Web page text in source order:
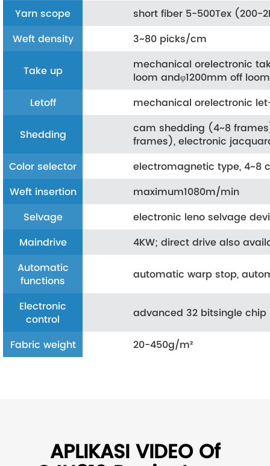
Yarn scope
short fiber 5-500Tex (200-
Weft density
3~80 picks/cm
Take up
mechanical orelectronic
loom andφ1200mm off loom
Letoff
mechanical orelectronic
Shedding
cam shedding (4~8
frames), electronic
Color selector
electromagnetic type, 4~8
Weft insertion
maximum1080m/min
Selvage
electronic leno selvage
Maindrive
4KW; direct drive also
Automatic
functions
automatic warp stop,
Electronic
control
advanced 32 bitsingle
Fabric weight 20-450g/m²
APLIKASI VIDEO Of